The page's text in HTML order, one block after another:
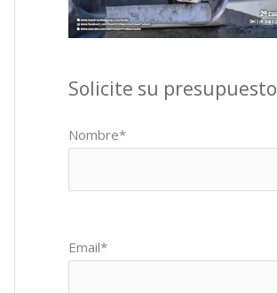
Solicite su presupuesto
Nombre*
Email*